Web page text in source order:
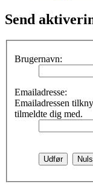
Send
Brugernavn:
Emailadresse:
Emailadressen
tilmeldte dig med.